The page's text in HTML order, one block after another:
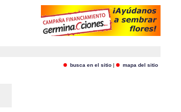
busca en el sitio | mapa del sitio